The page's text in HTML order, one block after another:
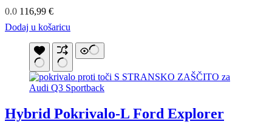
0.0 116,99 €
Dodaj u košaricu
Hybrid Pokrivalo-L Ford Explorer